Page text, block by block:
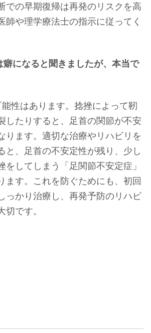
での早期復帰は再発のリスクを高
師や理学療法士の指示に従ってく
になると聞きましたが、本当で
性はあります。捻挫によって靭
したりすると、足首の関節が不安
ります。適切な治療やリハビリを
と、足首の不安定性が残り、少し
をしてしまう「足関節不安定症」
ます。これを防ぐためにも、初回
っかり治療し、再発予防のリハビ
切です。